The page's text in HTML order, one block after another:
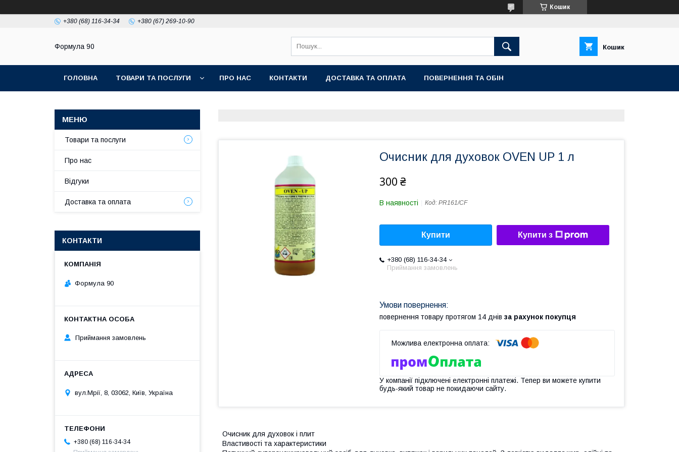
Кошик
+380 (68) 116-34-34 +380 (67) 269-10-90
Формула 90 Кошик
ГОЛОВНА ТОВАРИ ТА ПОСЛУГИ ПРО НАС КОНТАКТИ ДОСТАВКА ТА ОПЛАТА ПОВЕРНЕННЯ ТА ОБІН
Очисник для духовок OVEN UP 1 л
300 ₴
В наявності Код: PR161/CF
Купити Купити з
+380 (68) 116-34-34
Приймання замовлень
повернення товару протягом 14 днів за рахунок покупця
У компанії підключені електронні платежі. Тепер ви можете купити
будь-який товар не покидаючи сайту.
Очисник для духовок і плит
Властивості та характеристики
Товари та послуги
Про нас
Відгуки
Доставка та оплата
КОНТАКТИ
Формула 90
Приймання замовлень
вул.Мрії, 8, 03062, Київ, Україна
+380 (68) 116-34-34